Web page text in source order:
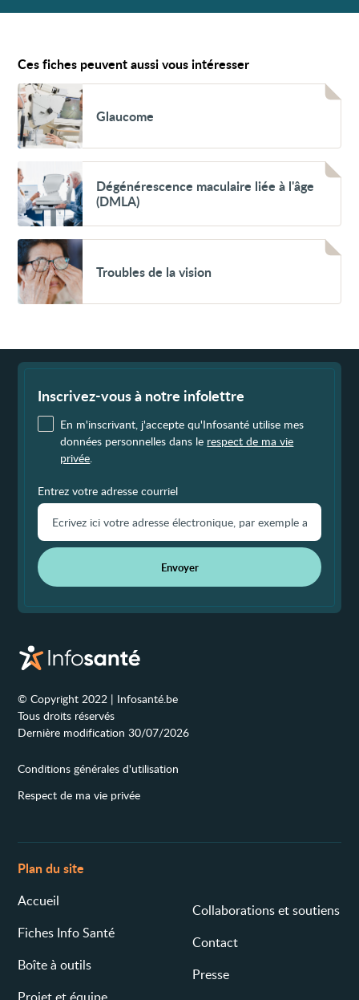
Ces fiches peuvent aussi vous intéresser
Voir
Glaucome
Glaucome
Voir
Dégénérescence
maculaire
liée
à
(DMLA)
Dégénérescence maculaire liée à l'âge
(DMLA)
Voir
Troubles
de
la
vision
Troubles de la vision
Inscrivez-vous à notre infolettre
En m'inscrivant, j'accepte qu'Infosanté utilise mes
données personnelles dans le respect de ma vie
privée
Entrez votre adresse courriel
Envoyer
© Copyright 2022 | Infosanté.be
Tous droits réservés
Dernière modification 30/07/2026
Conditions générales d'utilisation
Respect de ma vie privée
Plan du site
Accueil
Fiches Info Santé
Boîte à outils
Projet et équipe
Collaborations et soutiens
Contact
Presse